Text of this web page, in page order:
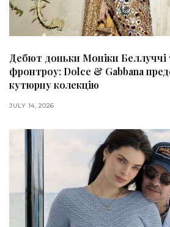
Дебют доньки Моніки
фронтроу: Dolce & Gabbana
кутюрну колекцію
JULY 14, 2026